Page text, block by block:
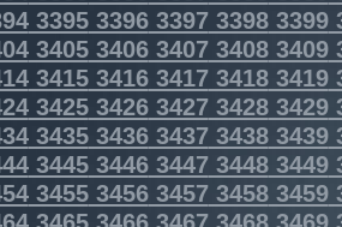
33953396339733983399
34053406340734083409
34153416341734183419
34253426342734283429
34353436343734383439
344534463447 34483449
345534563457 34583459